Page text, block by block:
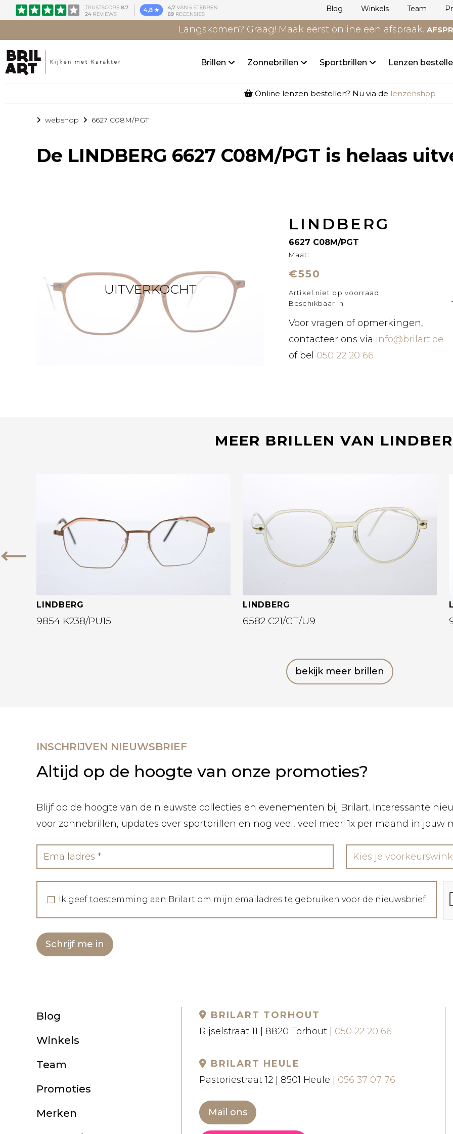
Blog Winkels Team
Langskomen? Graag! Maak eerst online een afspraak.
Brillen Zonnebrillen Sportbrillen Lenzen
Online lenzen bestellen? Nu via de lenzenshop
webshop 6627 C08M/PGT
De LINDBERG 6627 C08M/PGT is helaas
UITVERKOCHT
LINDBERG
6627 C08M/PGT
Maat:
€550
Artikel niet op voorraad
Beschikbaar in
Voor vragen of opmerkingen,
contacteer ons via info@brilart.be
of bel 050 22 20 66
MEER BRILLEN VAN
Vorige
LINDBERG
9854 K238/PU15
LINDBERG
6582 C21/GT/U9
bekijk meer brillen
INSCHRIJVEN NIEUWSBRIEF
Altijd op de hoogte van onze promoties?
Blijf op de hoogte van de nieuwste collecties en evenementen bij Brilart. Interessante
voor zonnebrillen, updates over sportbrillen en nog veel, veel meer! 1x per maand in jouw
Kies je
Ik geef toestemming aan Brilart om mijn emailadres te gebruiken voor de nieuwsbrief
Schrijf me in
Blog
Winkels
Team
Promoties
Merken
BRILART TORHOUT
Rijselstraat 11 | 8820 Torhout | 050 22 20 66
BRILART HEULE
Pastoriestraat 12 | 8501 Heule | 056 37 07 76
Mail ons